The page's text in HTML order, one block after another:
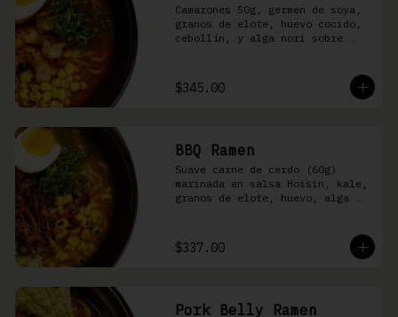
Camarones 50g, germen de soya,
granos de elote, huevo cocido,
cebollín, y alga nori sobre
$345.00
BBQ Ramen
Suave carne de cerdo (60g)
marinada en salsa Hoisin, kale,
granos de elote, huevo, alga
cerdo
$337.00
Pork Belly Ramen